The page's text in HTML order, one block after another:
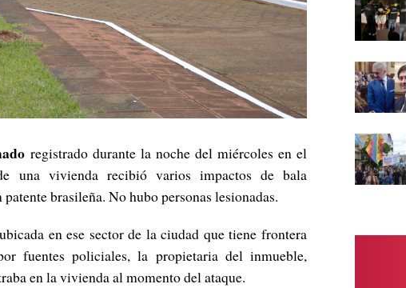
registrado durante la noche del miércoles en el
una vivienda recibió varios impactos de bala
brasileña. No hubo personas lesionadas.
en ese sector de la ciudad que tiene frontera
fuentes policiales, la propietaria del inmueble,
en la vivienda al momento del ataque.